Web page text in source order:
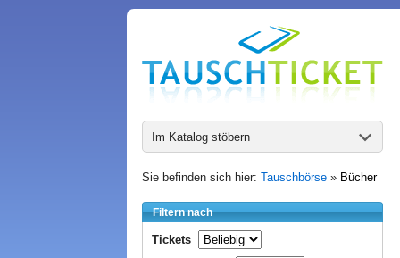
Im Katalog stöbern
Sie befinden sich hier: Tauschbörse » Bücher
Filtern nach
Tickets